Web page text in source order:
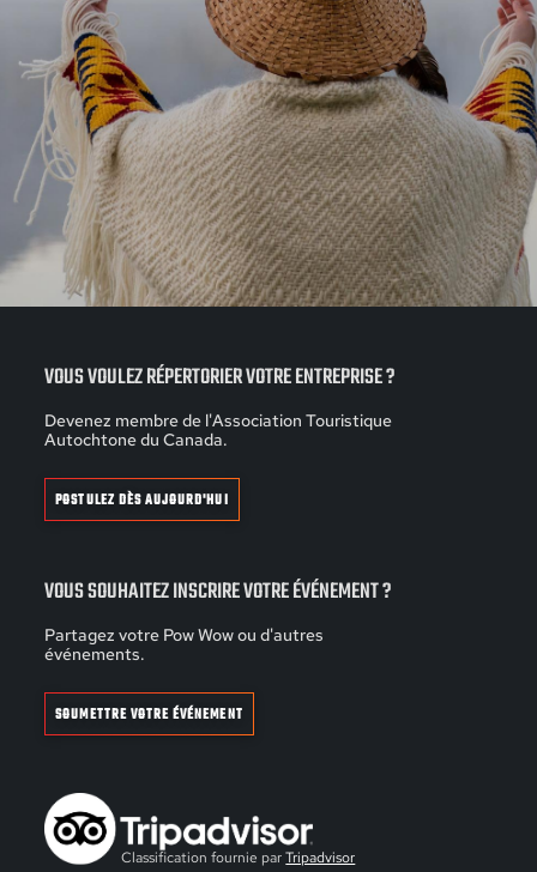
VOUS VOULEZ RÉPERTORIER VOTRE ENTREPRISE ?
Devenez membre de l'Association Touristique
Autochtone du Canada.
POSTULEZ DÈS AUJOURD'HUI
VOUS SOUHAITEZ INSCRIRE VOTRE ÉVÉNEMENT ?
Partagez votre Pow Wow ou d'autres
événements.
SOUMETTRE VOTRE ÉVÉNEMENT
Classification fournie parTripadvisor